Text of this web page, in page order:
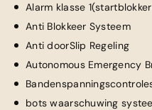
Alarm klasse
Anti Blokkeer Systeem
Anti doorSlip Regeling
Autonomous Emergency
bots waarschuwing